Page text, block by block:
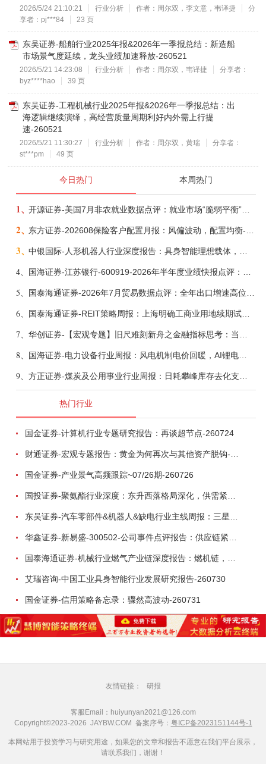
2026/5/24 21:10:21 行业分析 作者：周尔双，李文意，韦译捷
分
享者：pj***84
23 页
东吴证券-船舶行业2025年报&2026年一季报总结：新造船
市场景气度延续，龙头业绩加速释放-260521
2026/5/21 14:23:08 行业分析 作者：周尔双，韦译捷
分享者：
byz****hao
39 页
东吴证券-工程机械行业2025年报&2026年一季报总结：出
海逻辑继续演绎，高经营质量周期利好内外需上行提
速-260521
2026/5/21 11:30:27 行业分析 作者：周尔双，黄瑞
分享者：
st***pm
49 页
今日热门 本周热门
1、 开源证券-美国7月非农就业数据点评：就业市场“脆弱平衡”，美联储加息动力并不高-260808
2、
3、
4、
5、
6、 国泰海通证券-REIT策略周报：上海明确工商业用地续期试行框架-260808
7、
8、 国海证券-电力设备行业周报：风电机制电价回暖，AI锂电全链维持高景气-260808
9、
热门行业
国金证券-计算机行业专题研究报告：再谈超节点-260724
国金证券-产业景气高频跟踪~07/26期-260726
艾瑞咨询-中国工业具身智能行业发展研究报告-260730
国金证券-信用策略备忘录：骤然高波动-260731
友情链接： 研报
客服Email：huiyunyan2021@126.com
Copyright©2023-2026 JAYBW.COM 备案序号： 粤ICP备2023151144号-1
本网站用于投资学习与研究用途，如果您的文章和报告不愿意在我们平台展示，
请联系我们，谢谢！